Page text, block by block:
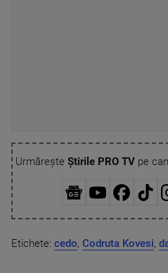
Urmărește Știrile PRO TVpe
Etichete: cedo, Codruta Kovesi,